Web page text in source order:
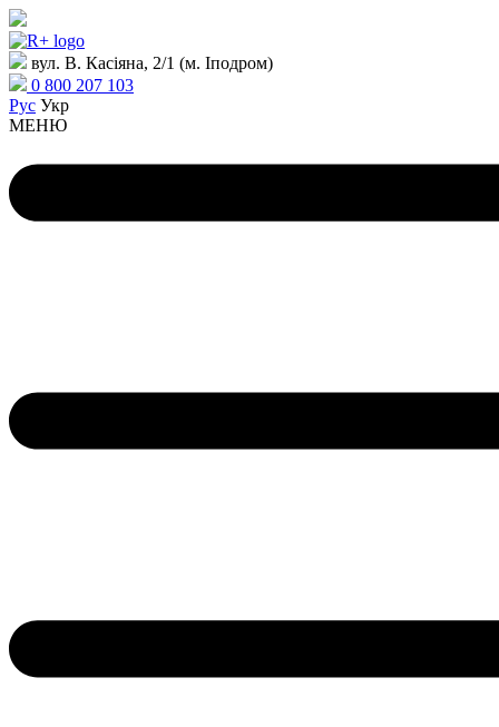
вул. В. Касіяна, 2/1 (м. Іподром)
0 800 207 103
Рус Укр
МЕНЮ